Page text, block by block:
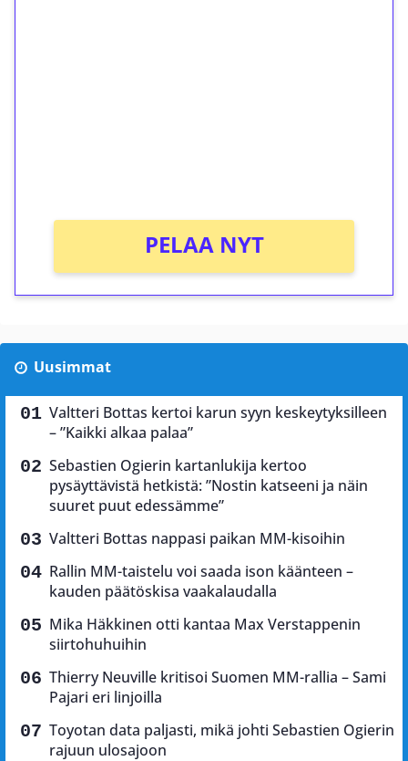
PELAA NYT
Uusimmat
Valtteri Bottas kertoi karun syyn keskeytyksilleen
– ”Kaikki alkaa palaa”
Sebastien Ogierin kartanlukija kertoo
pysäyttävistä hetkistä: ”Nostin katseeni ja näin
suuret puut edessämme”
Valtteri Bottas nappasi paikan MM-kisoihin
Rallin MM-taistelu voi saada ison käänteen –
kauden päätöskisa vaakalaudalla
Mika Häkkinen otti kantaa Max Verstappenin
siirtohuhuihin
Thierry Neuville kritisoi Suomen MM-rallia – Sami
Pajari eri linjoilla
Toyotan data paljasti, mikä johti Sebastien Ogierin
rajuun ulosajoon